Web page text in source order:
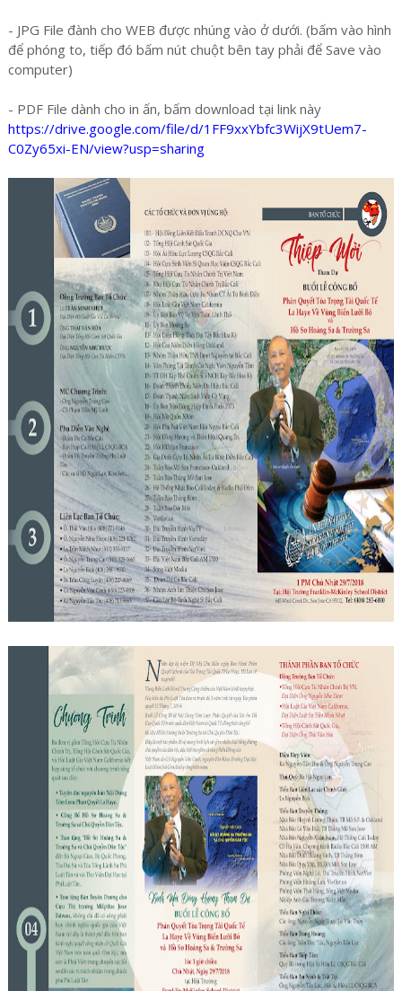
- JPG File đành cho WEB được nhúng vào ở dưới. (bấm vào hình
để phóng to, tiếp đó bấm nút chuột bên tay phải để Save vào
computer)
- PDF File dành cho in ấn, bấm download tại link này
https://drive.google.com/file/d/1FF9xxYbfc3WijX9tUem7-
C0Zy65xi-EN/view?usp=sharing